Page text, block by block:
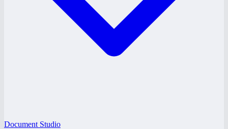
Document Studio